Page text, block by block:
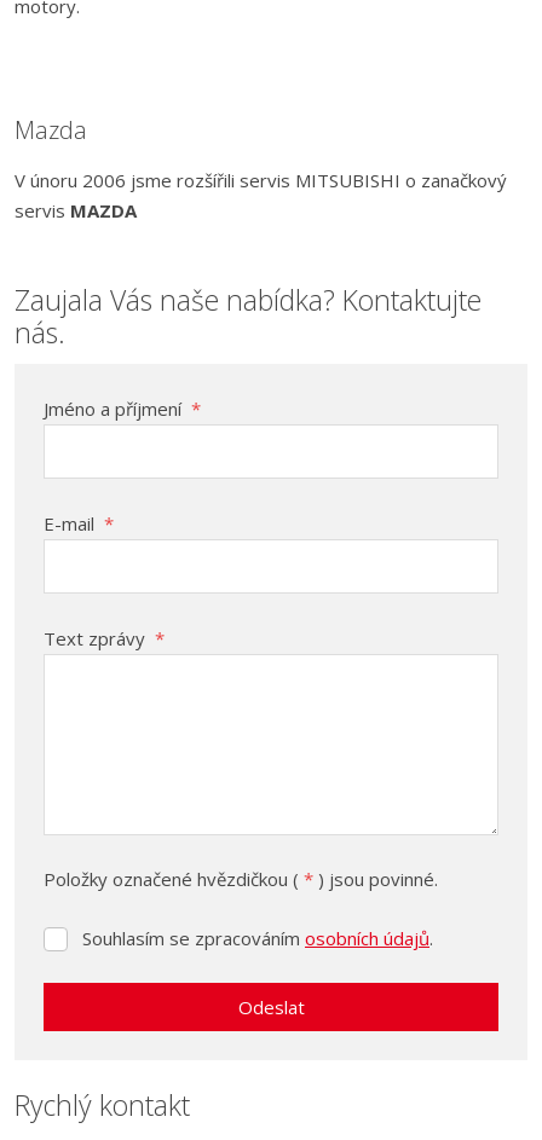
motory.
Mazda
V únoru 2006 jsme rozšířili servis MITSUBISHI o zanačkový
servis MAZDA
Zaujala Vás naše nabídka? Kontaktujte
nás.
Jméno a příjmení *
E-mail *
Text zprávy *
Položky označené hvězdičkou ( * ) jsou povinné.
Souhlasím
zpracováním
Souhlasím se zpracováním osobních údajů.
Odeslat
se
nepodařilo
Rychlý kontakt